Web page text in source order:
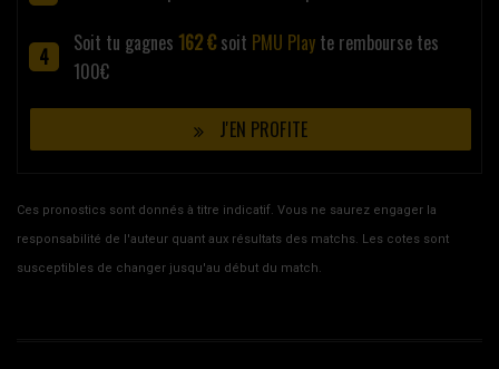
Soit tu gagnes 162 € soit PMU Play te rembourse tes
100€
J'EN PROFITE
Ces pronostics sont donnés à titre indicatif. Vous ne saurez engager la
responsabilité de l'auteur quant aux résultats des matchs. Les cotes sont
susceptibles de changer jusqu'au début du match.